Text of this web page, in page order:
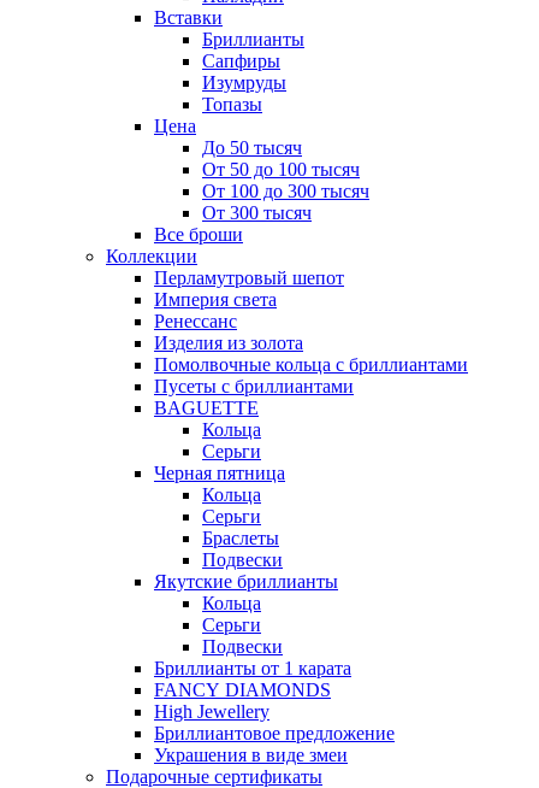
Вставки
Бриллианты
Сапфиры
Изумруды
Топазы
Цена
До 50 тысяч
От 50 до 100 тысяч
От 100 до 300 тысяч
От 300 тысяч
Все броши
Коллекции
Перламутровый шепот
Империя света
Ренессанс
Изделия из золота
Помолвочные кольца с бриллиантами
Пусеты с бриллиантами
BAGUETTE
Кольца
Серьги
Черная пятница
Кольца
Серьги
Браслеты
Подвески
Якутские бриллианты
Кольца
Серьги
Подвески
Бриллианты от 1 карата
FANCY DIAMONDS
High Jewellery
Бриллиантовое предложение
Украшения в виде змеи
Подарочные сертификаты